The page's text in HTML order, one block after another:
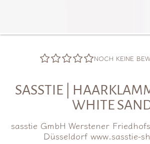
NOCH KEINE
SASSTIE |
WHITE
sasstie GmbH Werstener
Düsseldorf www.sasstie-